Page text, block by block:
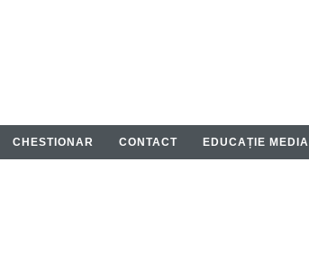
CHESTIONAR CONTACT EDUCAȚIE MEDIA